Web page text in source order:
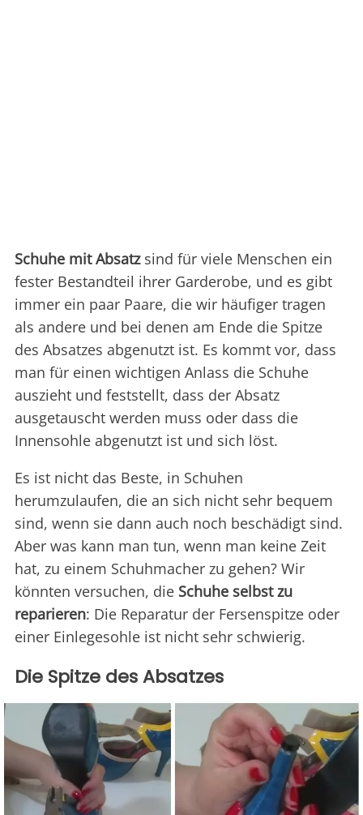
Schuhe mit Absatzsind für viele Menschen ein
fester Bestandteil ihrer Garderobe, und es gibt
immer ein paar Paare, die wir häufiger tragen
als andere und bei denen am Ende die Spitze
des Absatzes abgenutzt ist. Es kommt vor, dass
man für einen wichtigen Anlass die Schuhe
auszieht und feststellt, dass der Absatz
ausgetauscht werden muss oder dass die
Innensohle abgenutzt ist und sich löst.
Es ist nicht das Beste, in Schuhen
herumzulaufen, die an sich nicht sehr bequem
sind, wenn sie dann auch noch beschädigt sind.
Aber was kann man tun, wenn man keine Zeit
hat, zu einem Schuhmacher zu gehen? Wir
könnten versuchen, die Schuhe selbst zu
reparieren: Die Reparatur der Fersenspitze oder
einer Einlegesohle ist nicht sehr schwierig.
Die Spitze des Absatzes